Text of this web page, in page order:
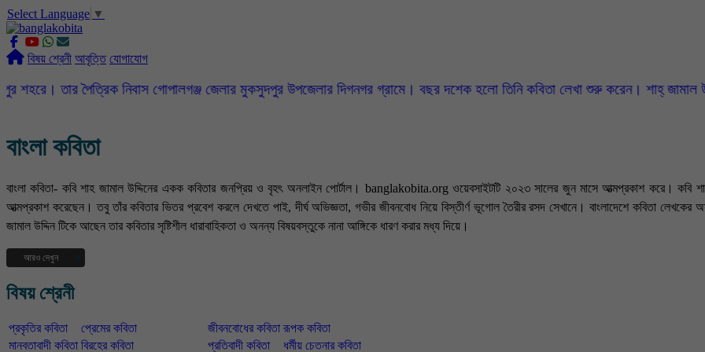
Select Language ▼
বিষয় শ্রেনী আবৃত্তি যোগাযোগ
তার পৈত্রিক নিবাস গোপালগঞ্জ জেলার মুকসুদপুর উপজেলার দিগনগর গ্রামে। বছর দশেক হলো তিনি কবিতা লেখা শুরু করেন। শাহ্ জামাল
বাংলা কবিতা
বাংলা কবিতা- কবি শাহ জামাল উদ্দিনের একক কবিতার জনপ্রিয় ও বৃহৎ অনলাইন পোর্টাল। banglakobita.org ওয়েবসাইটটি ২০২৩ সালের জুন মাসে আত্মপ্রকাশ করে। কবি
আত্মপ্রকাশ করেছেন। তবু তাঁর কবিতার ভিতর প্রবেশ করলে দেখতে পাই, দীর্ঘ অভিজ্ঞতা, গভীর জীবনবোধ নিয়ে বিস্তীর্ণ ভূগোল তৈরীর রসদ সেখানে। বাংলাদেশে কবিতা
জামাল উদ্দিন টিকে আছেন তার কবিতার সৃষ্টিশীল ধারাবাহিকতা ও অনন্য বিষয়বস্তুকে নানা আঙ্গিকে ধারণ করার মধ্য দিয়ে।
আরও দেখুন
বর্তমান সময়ে বহু বিচিত্র দুর্বোধ্য কাব্য রচনার চলকে এড়িয়ে কবি নিজের অন্তরের গভীর ভাষ্যকে সাবলীল গদ্য ও নানা ছন্দের ভাষায় কাব্যিক রূপ দিতে সিদ্ধতা অর্জন করেছেন
দেখা কাছের মানুষজন তাদের অর্ন্তরজগত এসব নিয়ে আমাদের জটিল ঘটনাবহুল জীবনের ড্রামা চলছে অবিরত। কবির অন্তর্দৃষ্টিতে ধরা পড়ে এর প্রকৃত সত্য রূপটি। কখনো মা,
কবিতার মঞ্জুরী ফুটিয়ে তোলেন। তিনি তাঁর কবিতায় উপমা, চিত্রকল্প, উৎপ্রেক্ষা ইত্যাদি বৈশিষ্ট দ্বারা তুলে ধরেন আয়নার প্রতিবিম্বস্বরূপ দেশ ও মানুষের চিত্র। তিনি প্রতিনিয়ত
কতদূর।
বিষয় শ্রেনী
প্রকৃতির কবিতা প্রেমের কবিতা জীবনবোধের কবিতা রূপক কবিতা
মানবতাবাদী কবিতা বিরহের কবিতা প্রতিবাদী কবিতা
ধর্মীয় চেতনার কবিতা